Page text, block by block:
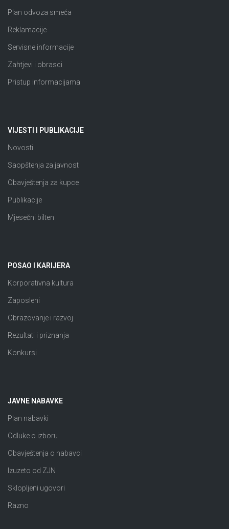
Plan odvoza smeća
Reklamacije
Servisne informacije
Zahtjevi i obrasci
Pristup informacijama
VIJESTI I PUBLIKACIJE
Novosti
Saopštenja za javnost
Obavještenja za kupce
Publikacije
Mjesečni bilten
POSAO I KARIJERA
Korporativna kultura
Zaposleni
Obrazovanje i razvoj
Rezultati i priznanja
Konkursi
JAVNE NABAVKE
Plan nabavki
Odluke o izboru
Obavještenja o nabavci
Izuzeto od ZJN
Sklopljeni ugovori
Razno